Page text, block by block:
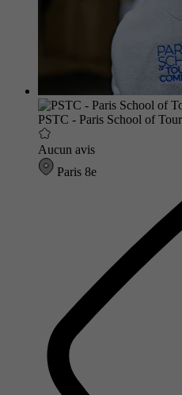
PSTC - Paris School of
Aucun avis
Paris 8e